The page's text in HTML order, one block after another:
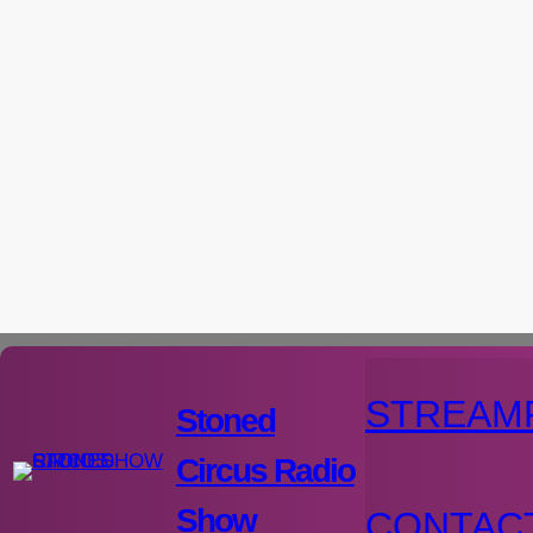
Aller
Stoned
Circus Radio
Show
STREAM